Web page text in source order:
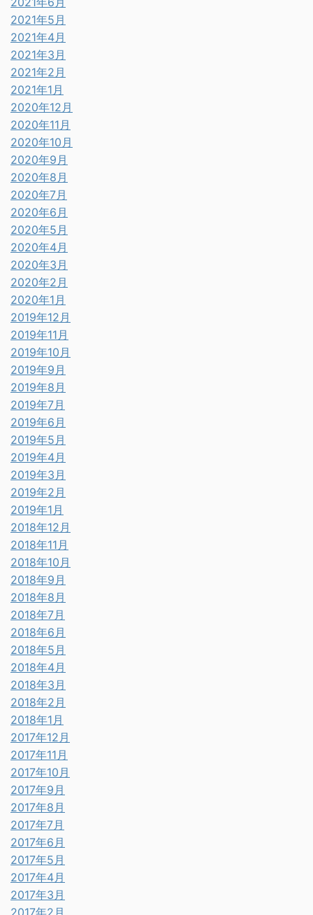
2021年5月
2021年4月
2021年3月
2021年2月
2021年1月
2020年12月
2020年11月
2020年10月
2020年9月
2020年8月
2020年7月
2020年6月
2020年5月
2020年4月
2020年3月
2020年2月
2020年1月
2019年12月
2019年11月
2019年10月
2019年9月
2019年8月
2019年7月
2019年6月
2019年5月
2019年4月
2019年3月
2019年2月
2019年1月
2018年12月
2018年11月
2018年10月
2018年9月
2018年8月
2018年7月
2018年6月
2018年5月
2018年4月
2018年3月
2018年2月
2018年1月
2017年12月
2017年11月
2017年10月
2017年9月
2017年8月
2017年7月
2017年6月
2017年5月
2017年4月
2017年3月
2017年2月